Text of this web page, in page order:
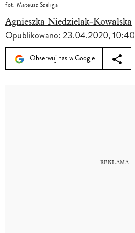
fot. Mateusz Szeliga
Agnieszka Niedzielak-Kowalska
Opublikowano:23.04.2020, 10:40
Obserwuj nas w Google